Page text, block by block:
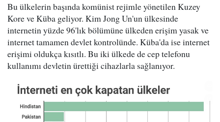
Bu ülkelerin başında komünist rejimle yönetilen Kuzey
Kore ve Küba geliyor. Kim Jong Un'un ülkesinde
internetin yüzde 96'lık bölümüne ülkeden erişim yasak ve
internet tamamen devlet kontrolünde. Küba'da ise internet
erişimi oldukça kısıtlı. Bu iki ülkede de cep telefonu
kullanımı devletin ürettiği cihazlarla sağlanıyor.